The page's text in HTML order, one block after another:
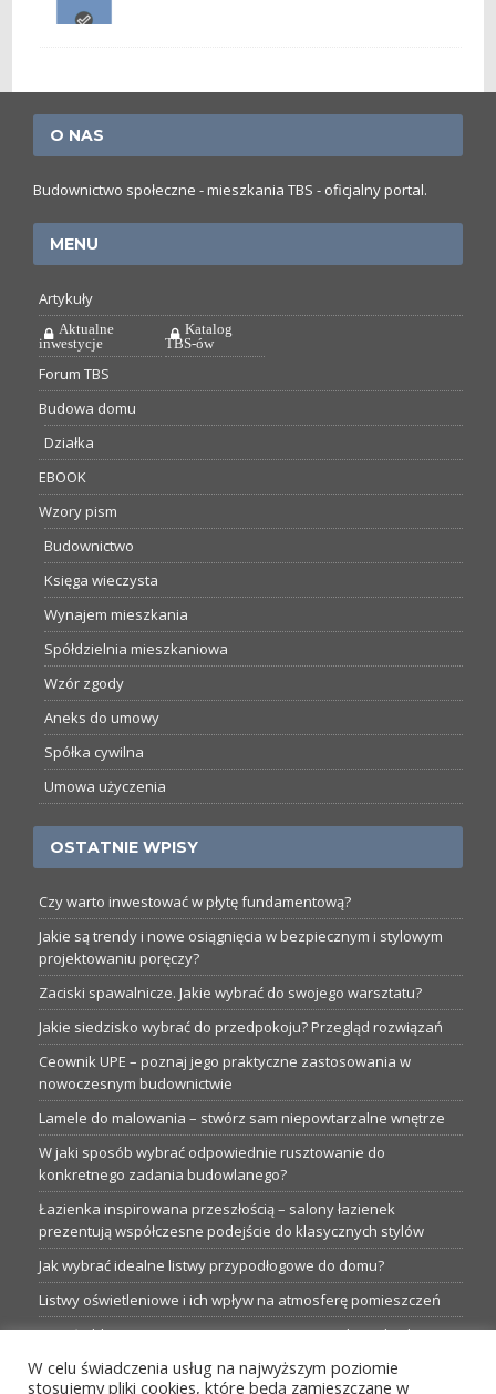
O NAS
Budownictwo społeczne - mieszkania TBS - oficjalny portal.
MENU
Artykuły
Aktualne
inwestycje
Katalog
TBS-ów
Forum TBS
Budowa domu
Działka
EBOOK
Wzory pism
Budownictwo
Księga wieczysta
Wynajem mieszkania
Spółdzielnia mieszkaniowa
Wzór zgody
Aneks do umowy
Spółka cywilna
Umowa użyczenia
OSTATNIE WPISY
Czy warto inwestować w płytę fundamentową?
Jakie są trendy i nowe osiągnięcia w bezpiecznym i stylowym
projektowaniu poręczy?
Zaciski spawalnicze. Jakie wybrać do swojego warsztatu?
Jakie siedzisko wybrać do przedpokoju? Przegląd rozwiązań
Ceownik UPE – poznaj jego praktyczne zastosowania w
nowoczesnym budownictwie
Lamele do malowania – stwórz sam niepowtarzalne wnętrze
W jaki sposób wybrać odpowiednie rusztowanie do
konkretnego zadania budowlanego?
Łazienka inspirowana przeszłością – salony łazienek
prezentują współczesne podejście do klasycznych stylów
Jak wybrać idealne listwy przypodłogowe do domu?
Listwy oświetleniowe i ich wpływ na atmosferę pomieszczeń
Garaże blaszane: Nieocenione magazyny podczas budowy
Profesjonalne hurtownie dla każdego budowlańca i instalatora
W celu świadczenia usług na najwyższym poziomie
stosujemy pliki cookies, które będą zamieszczane w